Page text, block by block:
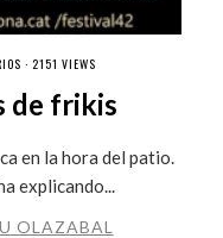
· 2151 VIEWS
de frikis
en la hora del patio.
explicando...
OLAZABAL